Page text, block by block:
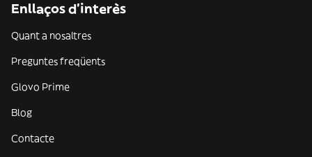
Enllaços d'interès
Quant a nosaltres
Preguntes freqüents
Glovo Prime
Blog
Contacte